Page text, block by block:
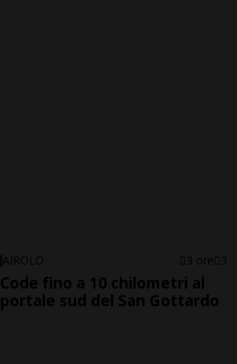
AIROLO 3 ore 3
Code fino a 10 chilometri al
portale sud del San Gottardo